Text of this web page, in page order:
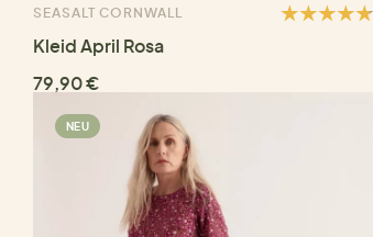
SEASALT CORNWALL
Kleid April Rosa
79,90 €
NEU